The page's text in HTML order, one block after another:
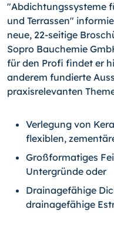
"Abdichtungssysteme
und Terrassen"
neue, 22-seitige
Sopro Bauchemie
für den Profi findet er
anderem fundierte
praxisrelevanten
Verlegung von
flexiblen,
Großformatiges
Untergründe oder
Drainagefähige
drainagefähige